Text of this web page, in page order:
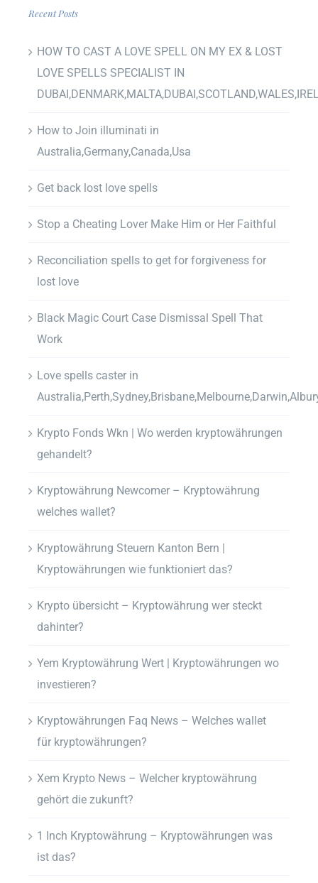
Recent Posts
HOW TO CAST A LOVE SPELL ON MY EX & LOST
LOVE SPELLS SPECIALIST IN
How to Join illuminati in
Australia,Germany,Canada,Usa
Get back lost love spells
Stop a Cheating Lover Make Him or Her Faithful
Reconciliation spells to get for forgiveness for
lost love
Black Magic Court Case Dismissal Spell That
Work
Love spells caster in
Krypto Fonds Wkn | Wo werden kryptowährungen
gehandelt?
Kryptowährung Newcomer – Kryptowährung
welches wallet?
Kryptowährung Steuern Kanton Bern |
Kryptowährungen wie funktioniert das?
Krypto übersicht – Kryptowährung wer steckt
dahinter?
Yem Kryptowährung Wert | Kryptowährungen wo
investieren?
Kryptowährungen Faq News – Welches wallet
für kryptowährungen?
Xem Krypto News – Welcher kryptowährung
gehört die zukunft?
1 Inch Kryptowährung – Kryptowährungen was
ist das?